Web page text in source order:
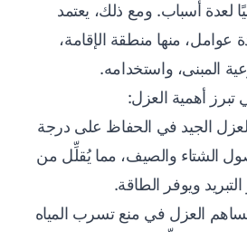
لعدة أسباب. ومع ذلك، يعتمد
منها منطقة الإقامة،
المبنى، واستخدامه.
تبرز أهمية العزل:
الجيد في الحفاظ على درجة
الشتاء والصيف، مما يُقلِّل من
ويوفر الطاقة.
العزل في منع تسرب المياه